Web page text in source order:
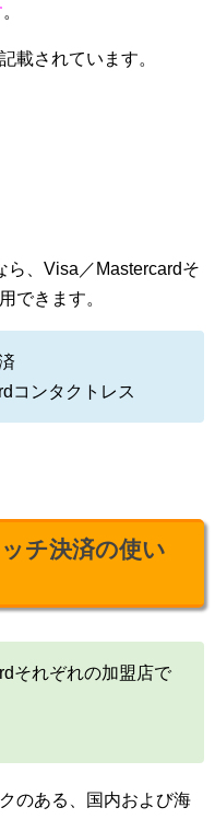
。
載されています。
ら、Visa／Mastercardそ
できます。
コンタクトレス
チ決済の使い
それぞれの加盟店で
のある、国内および海